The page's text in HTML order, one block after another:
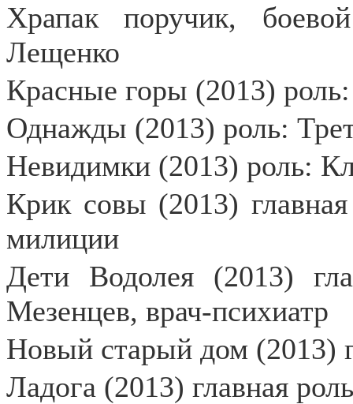
Храпак поручик,
Лещенко
Красные горы (2013) роль:
Однажды (2013) роль:
Невидимки (2013) роль:
Крик совы (2013)
милиции
Дети Водолея (2013)
Мезенцев, врач-психиатр
Новый старый дом (2013)
Ладога (2013) главная